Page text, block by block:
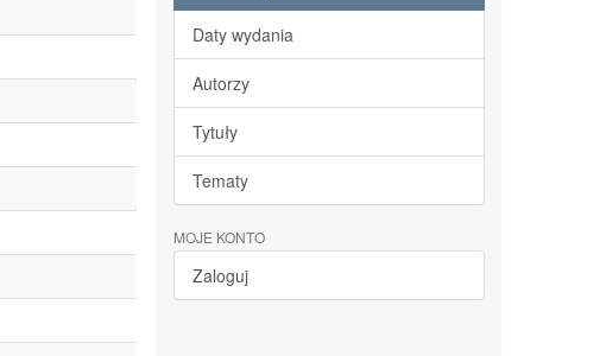
Daty wydania
Autorzy
Tytuły
Tematy
MOJE KONTO
Zaloguj